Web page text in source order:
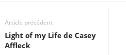
Article précédent
Light of my Life de Casey
Affleck